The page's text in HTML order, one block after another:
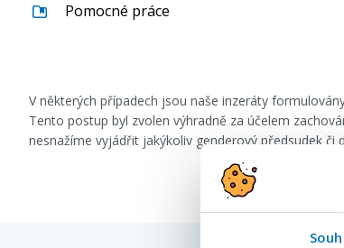
Pomocné práce
V některých případech jsou naše inzeráty
Tento postup byl zvolen výhradně za účelem
nesnažíme vyjádřit jakýkoliv genderový předsudek